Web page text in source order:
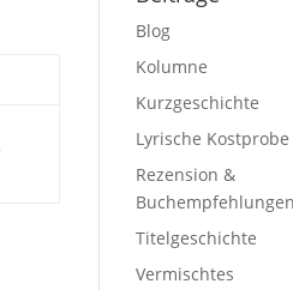
Blog
Kolumne
Kurzgeschichte
Lyrische Kostprobe
Rezension &
Buchempfehlungen
Titelgeschichte
Vermischtes